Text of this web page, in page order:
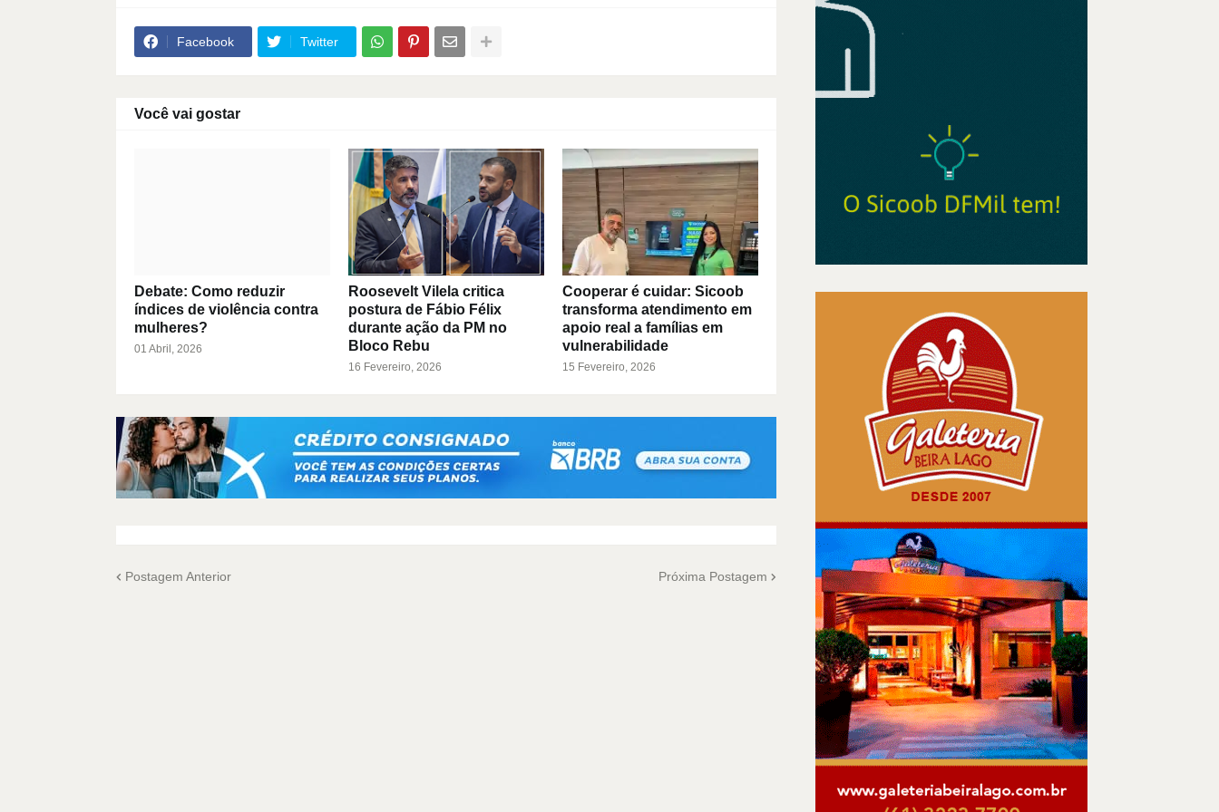
Facebook Twitter
Você vai gostar
Debate: Como reduzir
índices de violência contra
mulheres?
01 Abril, 2026
Roosevelt Vilela critica
postura de Fábio Félix
durante ação da PM no
Bloco Rebu
16 Fevereiro, 2026
Cooperar é cuidar: Sicoob
transforma atendimento em
apoio real a famílias em
vulnerabilidade
15 Fevereiro, 2026
Postagem Anterior Próxima Postagem